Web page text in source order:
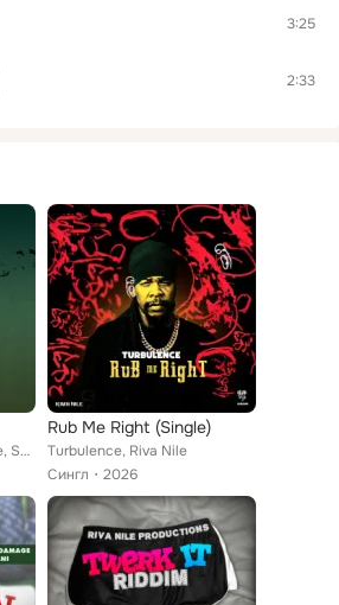
3:25
2:33
Various Artists, Turbulence, Shawn Antoine, Medisun, Treesha, Jah Lil, Kamrun feat. Riva Nile
Rub Me Right (Single)
Turbulence, Riva Nile
Сингл
2026